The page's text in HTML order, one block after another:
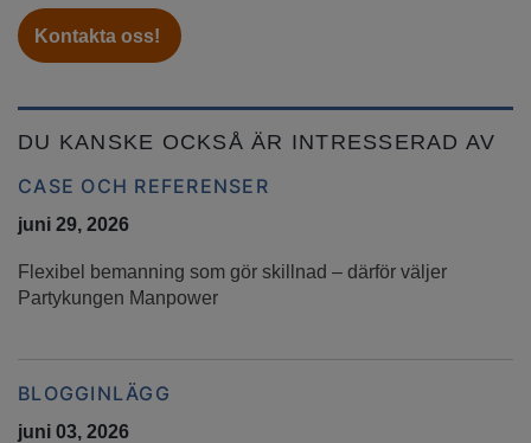
Kontakta oss!
DU KANSKE OCKSÅ ÄR INTRESSERAD AV
CASE OCH REFERENSER
juni 29, 2026
Flexibel bemanning som gör skillnad – därför väljer
Partykungen Manpower
BLOGGINLÄGG
juni 03, 2026